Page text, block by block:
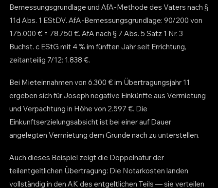
Bemessungsgrundlage und AfA-Methode des Vaters nach §
11d Abs. 1 EStDV. AfA-Bemessungsgrundlage: 90/200 von
175.000 € = 78.750 €. AfA nach § 7 Abs. 5 Satz 1 Nr. 3
Buchst. c EStG mit 4 % im fünften Jahr seit Errichtung,
zeitanteilig 7/12: 1.838 €.
Bei Mieteinnahmen von 6.300 € im Übertragungsjahr 11
ergeben sich für Joseph negative Einkünfte aus Vermietung
und Verpachtung in Höhe von 2.597 €. Die
Einkunftserzielungsabsicht ist bei einer auf Dauer
angelegten Vermietung dem Grunde nach zu unterstellen.
Auch dieses Beispiel zeigt die Doppelnatur der
teilentgeltlichen Übertragung: Die Notarkosten landen
vollständig in den AK des entgeltlichen Teils — sie verteilen